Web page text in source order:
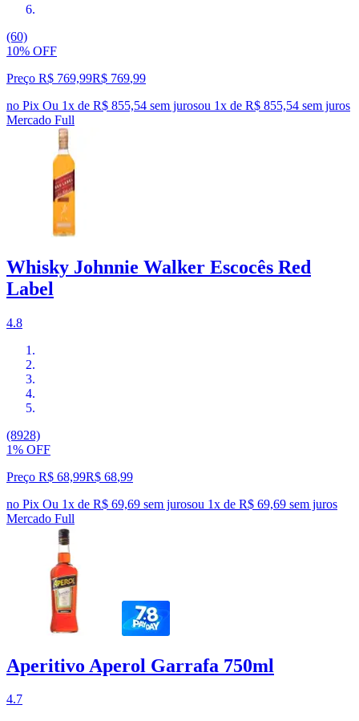
(60)
10% OFF
Preço R$ 769,99R$ 769,99
no Pix Ou 1x de R$ 855,54 sem jurosou 1x de R$ 855,54 sem juros
Mercado Full
Whisky Johnnie Walker Escocês Red
Label
4.8
(8928)
1% OFF
Preço R$ 68,99R$ 68,99
no Pix Ou 1x de R$ 69,69 sem jurosou 1x de R$ 69,69 sem juros
Mercado Full
Aperitivo Aperol Garrafa 750ml
4.7